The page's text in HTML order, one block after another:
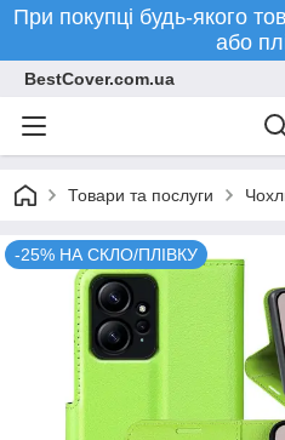
При покупці будь-якого
або
BestCover.com.ua
Товари та послуги
-25% НА СКЛО/ПЛІВКУ